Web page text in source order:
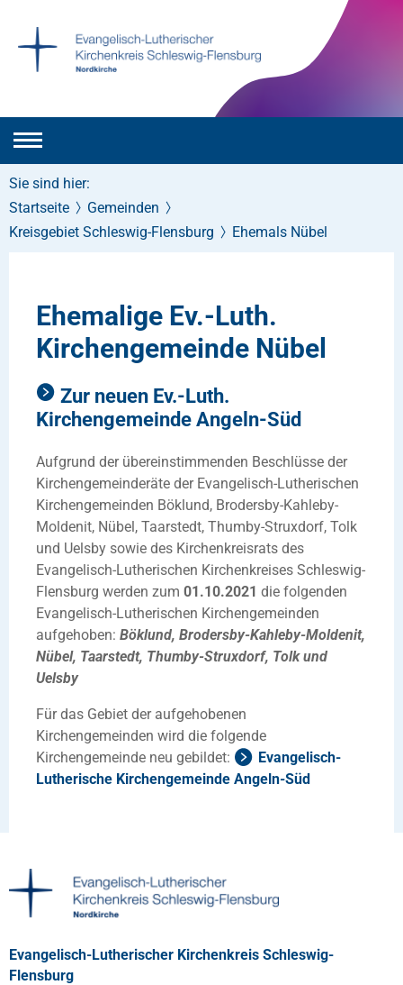
Sie sind hier:
Startseite
Gemeinden
Kreisgebiet Schleswig-Flensburg
Ehemals Nübel
Ehemalige Ev.-Luth.
Kirchengemeinde Nübel
Zur neuen Ev.-Luth.
Kirchengemeinde Angeln-Süd
Aufgrund der übereinstimmenden Beschlüsse der
Kirchengemeinderäte der Evangelisch-Lutherischen
Kirchengemeinden Böklund, Brodersby-Kahleby-
Moldenit, Nübel, Taarstedt, Thumby-Struxdorf, Tolk
und Uelsby sowie des Kirchenkreisrats des
Evangelisch-Lutherischen Kirchenkreises Schleswig-
Flensburg werden zum 01.10.2021 die folgenden
Evangelisch-Lutherischen Kirchengemeinden
aufgehoben: Böklund, Brodersby-Kahleby-Moldenit,
Nübel, Taarstedt, Thumby-Struxdorf, Tolk und
Uelsby
Für das Gebiet der aufgehobenen
Kirchengemeinden wird die folgende
Kirchengemeinde neu gebildet:
Evangelisch-
Lutherische Kirchengemeinde Angeln-Süd
Evangelisch-Lutherischer Kirchenkreis Schleswig-
Flensburg